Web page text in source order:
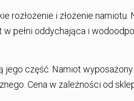
rozłożenie i złożenie namiotu.
pełni oddychająca i
jego część. Namiot
Cena w zależności od